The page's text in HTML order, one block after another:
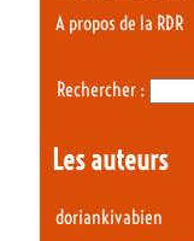
A propos de la RDR
Rechercher :
Les auteurs
doriankivabien